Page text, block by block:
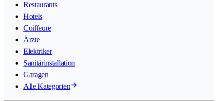
Restaurants
Hotels
Coiffeure
Ärzte
Elektriker
Sanitärinstallation
Garagen
Alle Kategorien